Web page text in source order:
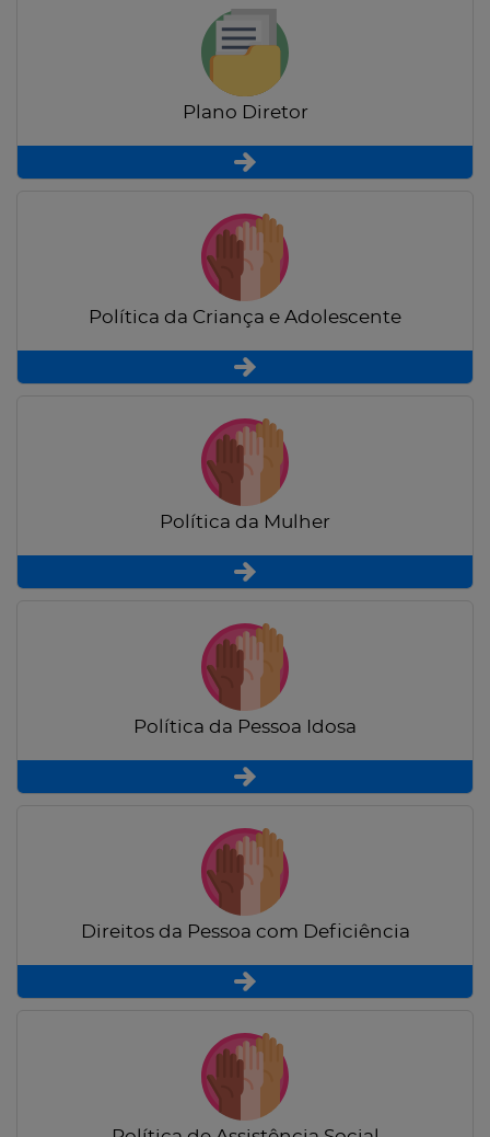
Plano Diretor
Política da Criança e Adolescente
Política da Mulher
Política da Pessoa Idosa
Direitos da Pessoa com Deficiência